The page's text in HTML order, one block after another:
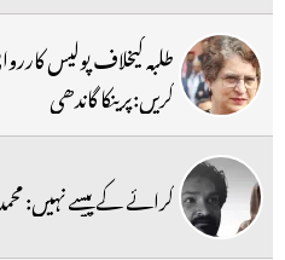
طلبہ کیخلاف پولیس
کریں:پرینکا گاندھی
کرائے کے پیسے نہیں: